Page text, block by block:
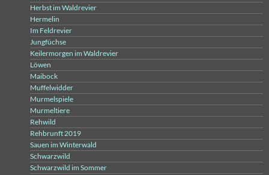
Herbst im Waldrevier
Hermelin
Im Feldrevier
Jungfüchse
Keilermorgen im Waldrevier
Löwen
Maibock
Muffelwidder
Murmelspiele
Murmeltiere
Rehwild
Rehbrunft 2019
Sauen im Winterwald
Schwarzwild
Schwarzwild im Sommer